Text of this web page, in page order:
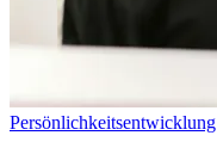
Persönlichkeitsentwicklung